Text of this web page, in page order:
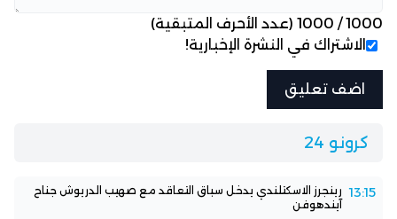
1000
/
1000 (عدد الأحرف المتبقية)
الاشتراك في النشرة الإخبارية!
كرونو 24
13:15 رينجرز الاسكتلندي يدخل سباق التعاقد مع صهيب الدريوش جناح
آيندهوفن